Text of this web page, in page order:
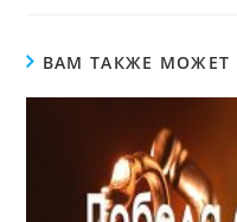
ВАМ ТАКЖЕ МОЖЕТ